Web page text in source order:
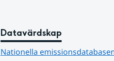
Datavärdskap
Nationella